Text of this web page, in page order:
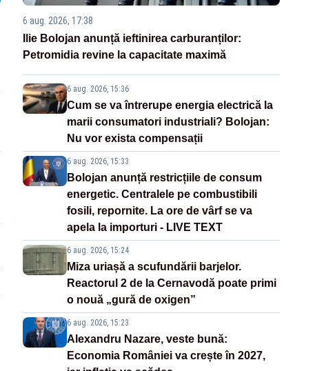
6 aug. 2026, 17:38
Ilie Bolojan anunță ieftinirea carburanților:
Petromidia revine la capacitate maximă
6 aug. 2026, 15:36
Cum se va întrerupe energia electrică la
marii consumatori industriali? Bolojan:
Nu vor exista compensații
6 aug. 2026, 15:33
Bolojan anunță restricțiile de consum
energetic. Centralele pe combustibili
fosili, repornite. La ore de vârf se va
apela la importuri - LIVE TEXT
6 aug. 2026, 15:24
Miza uriașă a scufundării barjelor.
Reactorul 2 de la Cernavodă poate primi
o nouă „gură de oxigen”
6 aug. 2026, 15:23
Alexandru Nazare, veste bună:
Economia României va crește în 2027,